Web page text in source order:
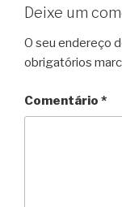
Deixe um
O seu endereço
obrigatórios
Comentário *